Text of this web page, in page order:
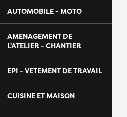
AUTOMOBILE - MOTO
AMENAGEMENT DE
L'ATELIER - CHANTIER
EPI - VETEMENT DE TRAVAIL
CUISINE ET MAISON